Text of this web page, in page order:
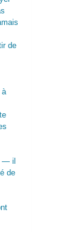
de
à
— il
de